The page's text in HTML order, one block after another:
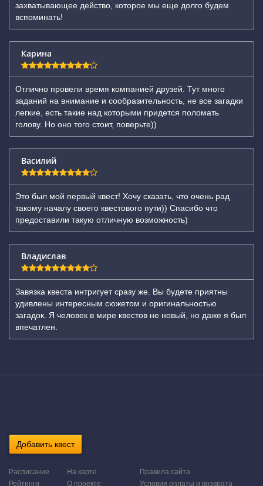
захватывающее действо, которое мы еще долго будем
вспоминать!
Карина
Отлично провели время компанией друзей. Тут много
заданий на внимание и сообразительность, не все загадки
легкие, есть такие над которыми придется поломать
голову. Но оно того стоит, поверьте))
Василий
Это был мой первый квест! Хочу сказать, что очень рад
такому началу своего квестового пути)) Спасибо что
предоставили такую отличную возможность)
Владислав
Завязка квеста интригует сразу же. Вы будете приятны
удивлены интересным сюжетом и оригинальностью
загадок. Я человек в мире квестов не новый, но даже я был
впечатлен.
Добавить квест
Расписание
Рейтинги
На карте
О проекте
Правила сайта
Условия оплаты и возврата